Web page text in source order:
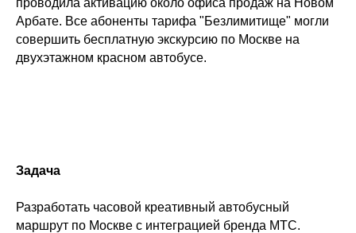
проводила активацию около офиса продаж на Новом
Арбате. Все абоненты тарифа "Безлимитище" могли
совершить бесплатную экскурсию по Москве на
двухэтажном красном автобусе.
Задача
Разработать часовой креативный автобусный
маршрут по Москве с интеграцией бренда МТС.